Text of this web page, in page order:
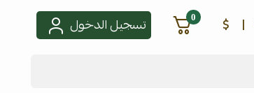
|
$
0 تسجيل الدخول